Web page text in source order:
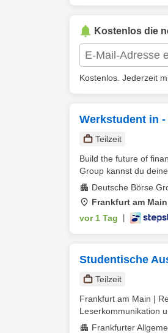
Kostenlos die
Kostenlos. Jederzeit
Werkstudent in
Teilzeit
Build the future of
Group kannst du
Deutsche Börse
Frankfurt am Main
vor 1 Tag
Studentische
Teilzeit
Frankfurt am Main |
Leserkommunikation
Frankfurter